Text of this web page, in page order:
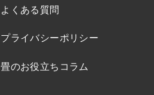
よくある質問
プライバシーポリシー
畳のお役立ちコラム